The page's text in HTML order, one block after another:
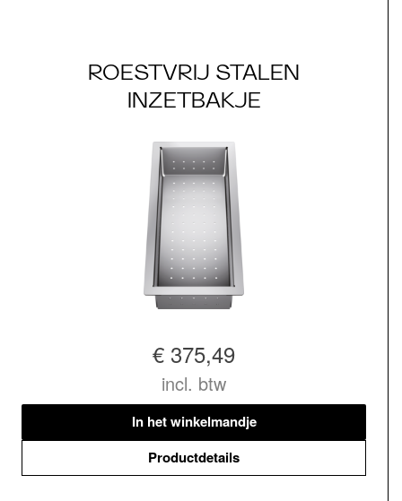
ROESTVRIJ STALEN
INZETBAKJE
€ 375,49
incl. btw
In het winkelmandje
Productdetails